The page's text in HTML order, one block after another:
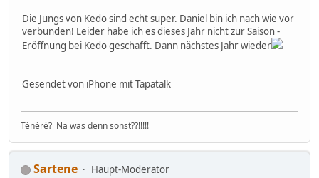
Die Jungs von Kedo sind echt super. Daniel bin ich nach wie vor
verbunden! Leider habe ich es dieses Jahr nicht zur Saison -
Eröffnung bei Kedo geschafft. Dann nächstes Jahr wieder
Gesendet von iPhone mit Tapatalk
Ténéré? Na was denn sonst??!!!!!
Sartene
Haupt-Moderator